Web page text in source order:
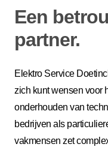
Een
partner.
Elektro Service
zich kunt wensen voor
onderhouden van
bedrijven als
vakmensen zet